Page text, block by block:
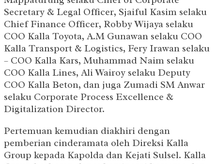
Secretary & Legal Officer, Sjaiful Kasim selaku
Chief Finance Officer, Robby Wijaya selaku
COO Kalla Toyota, A.M Gunawan selaku COO
Kalla Transport & Logistics, Fery Irawan selaku
– COO Kalla Kars, Muhammad Naim selaku
COO Kalla Lines, Ali Wairoy selaku Deputy
COO Kalla Beton, dan juga Zumadi SM Anwar
selaku Corporate Process Excellence &
Digitalization Director.
Pertemuan kemudian diakhiri dengan
pemberian cinderamata oleh Direksi Kalla
Group kepada Kapolda dan Kejati Sulsel. Kalla